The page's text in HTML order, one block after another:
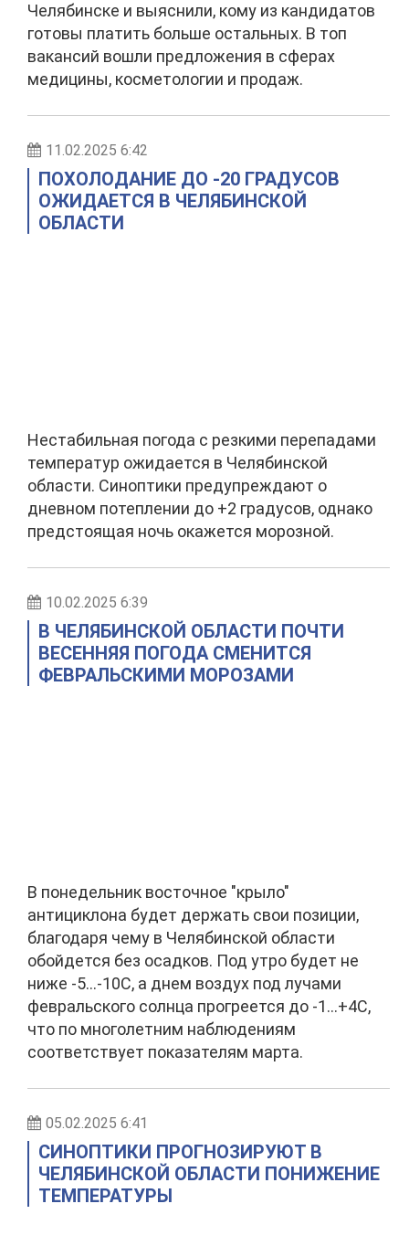
Челябинске и выяснили, кому из кандидатов
готовы платить больше остальных. В топ
вакансий вошли предложения в сферах
медицины, косметологии и продаж.
11.02.2025 6:42
ПОХОЛОДАНИЕ ДО -20 ГРАДУСОВ
ОЖИДАЕТСЯ В ЧЕЛЯБИНСКОЙ
ОБЛАСТИ
Нестабильная погода с резкими перепадами
температур ожидается в Челябинской
области. Синоптики предупреждают о
дневном потеплении до +2 градусов, однако
предстоящая ночь окажется морозной.
10.02.2025 6:39
В ЧЕЛЯБИНСКОЙ ОБЛАСТИ ПОЧТИ
ВЕСЕННЯЯ ПОГОДА СМЕНИТСЯ
ФЕВРАЛЬСКИМИ МОРОЗАМИ
В понедельник восточное "крыло"
антициклона будет держать свои позиции,
благодаря чему в Челябинской области
обойдется без осадков. Под утро будет не
ниже -5…-10С, а днем воздух под лучами
февральского солнца прогреется до -1…+4С,
что по многолетним наблюдениям
соответствует показателям марта.
05.02.2025 6:41
СИНОПТИКИ ПРОГНОЗИРУЮТ В
ЧЕЛЯБИНСКОЙ ОБЛАСТИ ПОНИЖЕНИЕ
ТЕМПЕРАТУРЫ